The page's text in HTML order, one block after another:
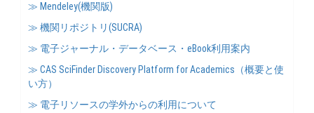
≫ Mendeley(機関版)
≫ 機関リポジトリ(SUCRA)
≫ 電子ジャーナル・データベース・eBook利用案内
≫ CAS SciFinder Discovery Platform for Academics（概要と使
い方）
≫ 電子リソースの学外からの利用について